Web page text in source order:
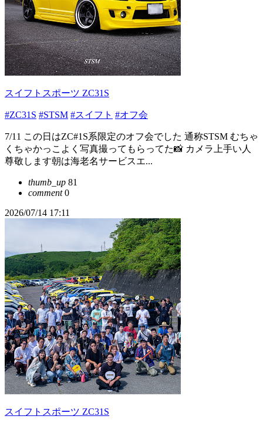
スイフトスポーツ ZC31S
#ZC31S #STSM #スイフト #オフ会
7/11 この日はZC#1S系限定のオフ会でした 通称STSM むちゃ
くちゃかっこよく写真撮ってもらってた📸 カメラ上手い人
尊敬します朝は海老名サービスエ...
thumb_up 81
comment0
2026/07/14 17:11
スイフトスポーツ ZC31S